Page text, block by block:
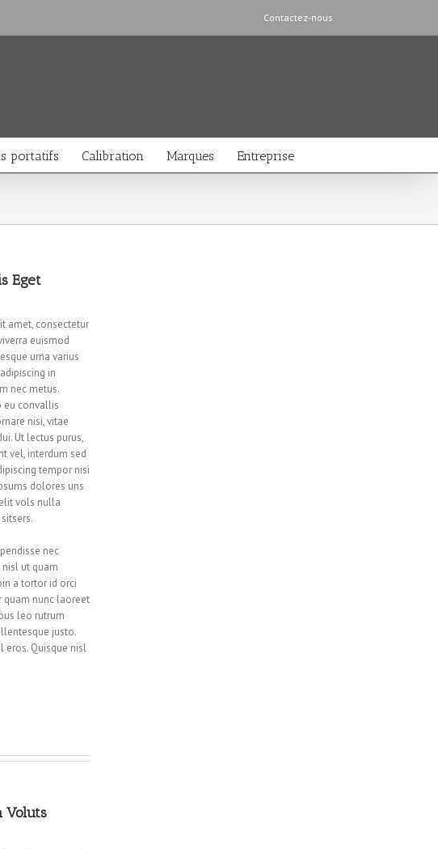
Contactez-nous
portatifs Calibration Marques Entreprise
Eget
amet, consectetur
euismod
urna varius
in
nec metus.
eu convallis
nisi, vitae
Ut lectus purus,
vel, interdum sed
tempor nisi
dolores uns
vols nulla
nec
ut quam
a tortor id orci
quam nunc laoreet
leo rutrum
justo.
eros. Quisque nisl
Voluts